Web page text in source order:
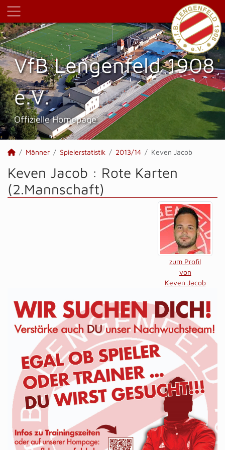
VfB Lengenfeld 1908
e.V.
Offizielle Homepage
Männer Spielerstatistik 2013/14 Keven Jacob
Keven Jacob : Rote Karten
(2.Mannschaft)
zum Profil
von
Keven Jacob